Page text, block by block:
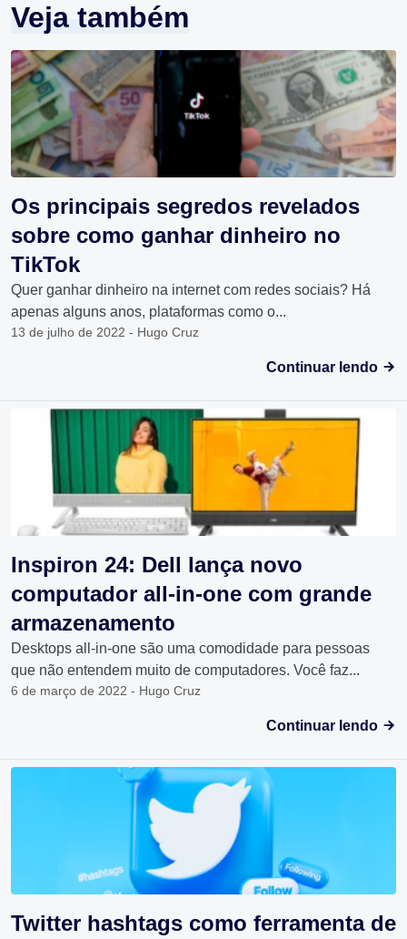
Veja também
Os principais segredos revelados
sobre como ganhar dinheiro no
TikTok
Quer ganhar dinheiro na internet com redes sociais? Há
apenas alguns anos, plataformas como o...
13 de julho de 2022 - Hugo Cruz
Continuar lendo
Inspiron 24: Dell lança novo
computador all-in-one com grande
armazenamento
Desktops all-in-one são uma comodidade para pessoas
que não entendem muito de computadores. Você faz...
6 de março de 2022 - Hugo Cruz
Continuar lendo
Twitter hashtags como ferramenta de